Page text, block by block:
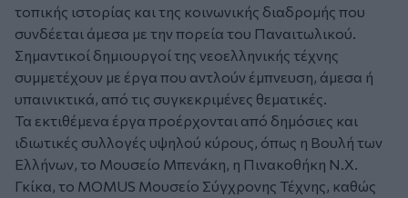
τοπικής ιστορίας και της κοινωνικής διαδρομής που
συνδέεται άμεσα με την πορεία του Παναιτωλικού.
Σημαντικοί δημιουργοί της νεοελληνικής τέχνης
συμμετέχουν με έργα που αντλούν έμπνευση, άμεσα ή
υπαινικτικά, από τις συγκεκριμένες θεματικές.
Τα εκτιθέμενα έργα προέρχονται από δημόσιες και
ιδιωτικές συλλογές υψηλού κύρους, όπως η Βουλή των
Ελλήνων, το Μουσείο Μπενάκη, η Πινακοθήκη Ν.Χ.
Γκίκα, το MOMUS Μουσείο Σύγχρονης Τέχνης, καθώς